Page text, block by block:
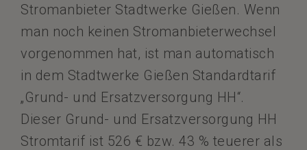
Stromanbieter Stadtwerke Gießen. Wenn
man noch keinen Stromanbieterwechsel
vorgenommen hat, ist man automatisch
in dem Stadtwerke Gießen Standardtarif
„Grund- und Ersatzversorgung HH“.
Dieser Grund- und Ersatzversorgung HH
Stromtarif ist 526 € bzw. 43 % teuerer als